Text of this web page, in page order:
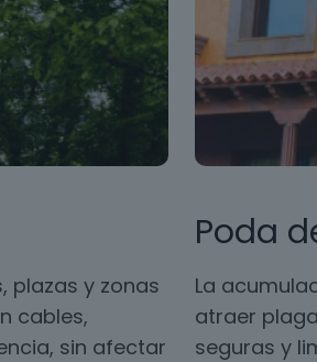
plazas y zonas
cables,
sin afectar
Poda
La
atraer
seguras y